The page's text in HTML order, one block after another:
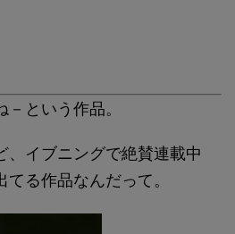
という作品。
、イブニングで絶賛連載中
る作品なんだって。